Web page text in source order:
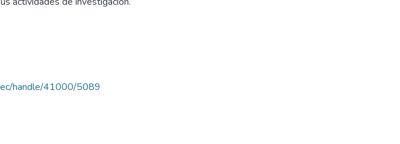
handle/41000/5089